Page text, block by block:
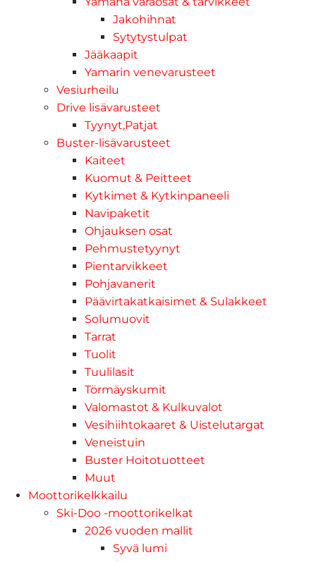
Jakohihnat
Sytytystulpat
Jääkaapit
Yamarin venevarusteet
Vesiurheilu
Drive lisävarusteet
Tyynyt,Patjat
Buster-lisävarusteet
Kaiteet
Kuomut & Peitteet
Kytkimet & Kytkinpaneeli
Navipaketit
Ohjauksen osat
Pehmustetyynyt
Pientarvikkeet
Pohjavanerit
Päävirtakatkaisimet & Sulakkeet
Solumuovit
Tarrat
Tuolit
Tuulilasit
Törmäyskumit
Valomastot & Kulkuvalot
Vesihiihtokaaret & Uistelutargat
Veneistuin
Buster Hoitotuotteet
Muut
Moottorikelkkailu
Ski-Doo -moottorikelkat
2026 vuoden mallit
Syvä lumi